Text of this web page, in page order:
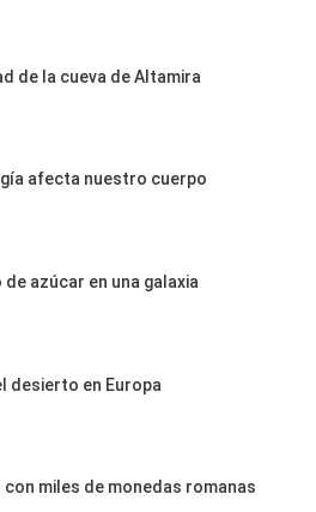
de la cueva de Altamira
afecta nuestro cuerpo
de azúcar en una galaxia
desierto en Europa
con miles de monedas romanas